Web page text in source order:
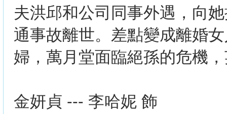
夫洪邱和公司同事外遇，向
通事故離世。差點變成離婚
婦，萬月堂面臨絕孫的危機
金妍貞 --- 李哈妮 飾